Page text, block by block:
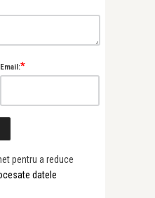
Email:*
pentru a reduce
datele